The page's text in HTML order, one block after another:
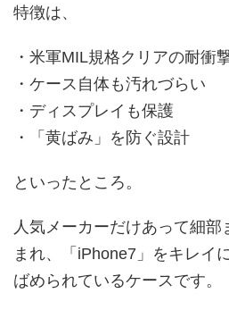
特徴は、
・米軍MIL規格クリアの耐衝
・ケース自体も汚れづらい
・ディスプレイも保護
・「黄ばみ」を防ぐ設計
といったところ。
人気メーカーだけあって細
まれ、「iPhone7」をキレイ
ばめられているケースです。